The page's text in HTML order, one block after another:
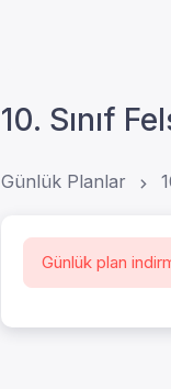
10. Sınıf
Günlük Planlar
Günlük plan